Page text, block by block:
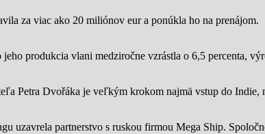
za viac ako 20 miliónov eur a ponúkla ho na prenájom.
produkcia vlani medziročne vzrástla o 6,5 percenta,
Petra Dvořáka je veľkým krokom najmä vstup do Indie,
uzavrela partnerstvo s ruskou firmou Mega Ship.